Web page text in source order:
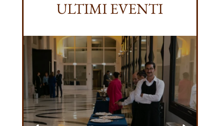
ULTIMI EVENTI
EVENTO BENEFICO
PALAZZO DELLE STELLINE
MILANO